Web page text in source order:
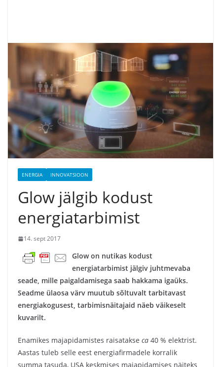
ENERGIA INNOVATSIOON
Glow jälgib kodust
energiatarbimist
14. sept 2017
Glow on nutikas kodust
energiatarbimist jälgiv juhtmevaba
seade, mille paigaldamisega saab hakkama igaüks.
Seadme ülaosa värv muutub sõltuvalt tarbitavast
energiakogusest, tarbimisnäitajaid näeb väikeselt
kuvarilt.
Enamikes majapidamistes raisatakse ca 40 % elektrist.
Aastas tuleb selle eest energiafirmadele korralik
summa tasuda, USA keskmises majapidamises näiteks